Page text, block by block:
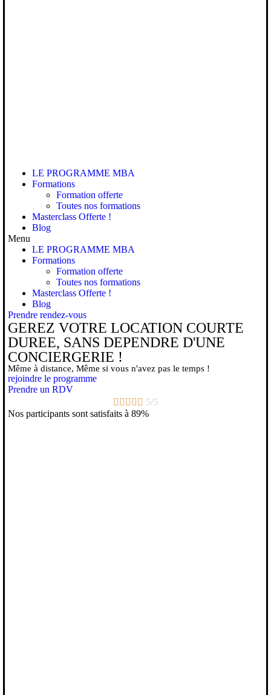
LE PROGRAMME MBA
Formations
Formation offerte
Toutes nos formations
Masterclass Offerte !
Blog
Menu
LE PROGRAMME MBA
Formations
Formation offerte
Toutes nos formations
Masterclass Offerte !
Blog
Prendre rendez-vous
GEREZ VOTRE LOCATION COURTE
DUREE, SANS DEPENDRE D'UNE
CONCIERGERIE !
Même à distance, Même si vous n'avez pas le temps !
rejoindre le programme
Prendre un RDV
     5/5
Nos participants sont satisfaits à 89%